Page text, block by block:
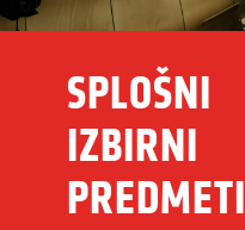
SPLOŠNI
IZBIRNI
PREDMETI